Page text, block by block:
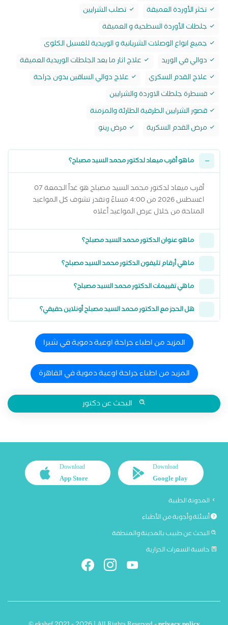
تخثر الأوردة العميقة
تصلب الشرايين
جلطات الأوردة السطحية و العميقة
جميع انواع الوصلات الشريانية و الوريدية للغسيل الكلوى
دوالي في الوريد
علاج اثار ما بعد الجلطات الوريدية العميقة
علاج القدم السكري
علاج دوالي الساقين بدون جراحة
قسطرة جلطات الاوردة والشرايين
قصور الشرايين الطرفية الطارئة والمزمنة
مرض القدم السكرية
مرض رينو
ما هو أقرب ميعاد لدكتور محمد السيد مصباح؟
أقرب ميعاد لدكتور محمد السيد مصباح هو غداً الجمعة 07
اغسطس 2026 من 4:00 مساءً وتقدر تشوف كل المواعيد
المتاحة من خلال عرض المواعيد أعلاه
ما هو عنوان الدكتور محمد السيد مصباح؟
ما هي أرقام تليفون الدكتور محمد السيد مصباح؟
ما هي تقييمات الدكتور محمد السيد مصباح؟
هل الحجز مع الدكتور محمد السيد مصباح أونلاين حقيقي؟
المزيد من اطباء جراحة اوعية دموية في شبرا
المزيد من اطباء جراحة اوعية دموية في القاهرة
البحث عن دكتور
Download
Google play
Download
App Store
المدونة الطبية
أسئلة وأجوبة من الأطباء
البحث عن طبيب بالمدينة والمنطقة
حاسبة السعرات الحرارية